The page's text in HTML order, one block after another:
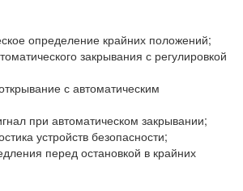
определение крайних положений;
закрывания с регулировкой
с автоматическим
при автоматическом закрывании;
устройств безопасности;
перед остановкой в крайних